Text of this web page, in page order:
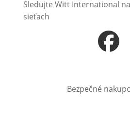
Sledujte Witt International
sieťach
Otvorí
Bezpečné